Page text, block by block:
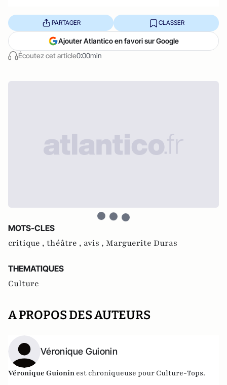
Écoutez cet article0:00min
PARTAGER CLASSER
Ajouter Atlantico en favori sur Google
MOTS-CLES
critique , théâtre , avis , Marguerite Duras
THEMATIQUES
Culture
A PROPOS DES AUTEURS
Véronique Guionin
Véronique Guionin est chroniqueuse pour Culture-Tops.